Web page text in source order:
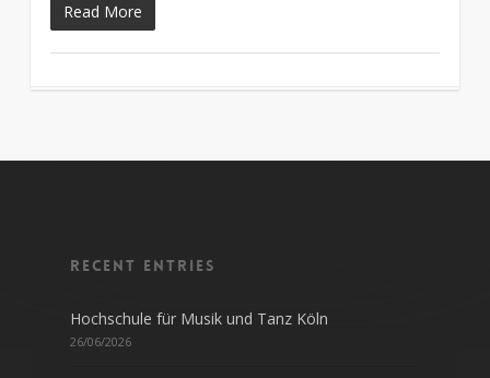
Read More
Recent entries
Hochschule für Musik und Tanz Köln
26/06/2026